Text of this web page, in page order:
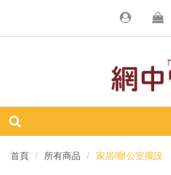
首頁 所有商品 家居/辦公室擺設